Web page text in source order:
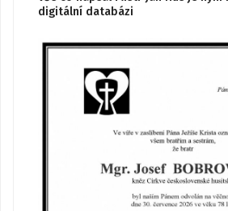
digitální databázi